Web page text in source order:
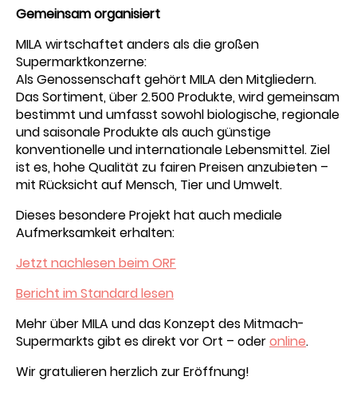
Gemeinsam organisiert
MILA wirtschaftet anders als die großen
Supermarktkonzerne:
Als Genossenschaft gehört MILA den Mitgliedern.
Das Sortiment, über 2.500 Produkte, wird gemeinsam
bestimmt und umfasst sowohl biologische, regionale
und saisonale Produkte als auch günstige
konventionelle und internationale Lebensmittel. Ziel
ist es, hohe Qualität zu fairen Preisen anzubieten –
mit Rücksicht auf Mensch, Tier und Umwelt.
Dieses besondere Projekt hat auch mediale
Aufmerksamkeit erhalten:
Jetzt nachlesen beim ORF
Bericht im Standard lesen
Mehr über MILA und das Konzept des Mitmach-
Supermarkts gibt es direkt vor Ort – oderonline.
Wir gratulieren herzlich zur Eröffnung!